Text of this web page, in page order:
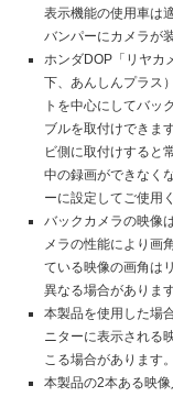
表示機能の使用車は
バンパーにカメラが
ホンダDOP「リヤカ
下、あんしんプラス
トを中心にしてバッ
ブルを取付けできま
ビ側に取付けすると
中の録画ができなく
ーに設定してご使用
バックカメラの映像
メラの性能により画
ている映像の画角は
異なる場合があります
本製品を使用した場
ニターに表示される
こる場合があります。
本製品の2本ある映